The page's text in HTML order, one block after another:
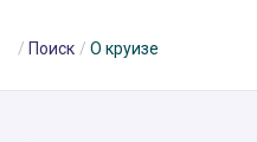
Поиск О круизе